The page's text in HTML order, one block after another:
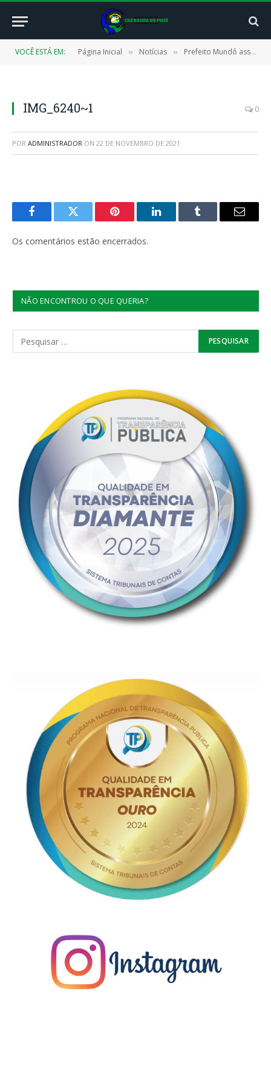
VOCÊ ESTÁ EM: Página Inicial » Notícias » Prefeito Mundô assina mais uma ordem de serviço, desta vez, para conclusão da UBS Cachoeira Velho
IMG_6240~1 0
POR ADMINISTRADOR ON 22 DE NOVEMBRO DE 2021
FacebookTwitter Pinterest LinkedInTumblr
E-
Os comentários estão encerrados.
NÃO ENCONTROU O QUE QUERIA?